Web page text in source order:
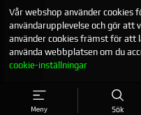
Meny Sök
Vår webshop använder cookies
användarupplevelse och gör att
använder cookies främst för att
använda webbplatsen om du
cookie-inställningar